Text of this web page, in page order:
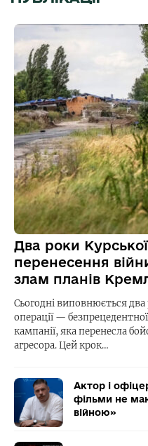
Два роки Курської
перенесення
злам планів
Сьогодні виповнюється два
операції —
кампанії, яка перенесла
агресора. Цей крок…
Актор і
фільми не
війною»